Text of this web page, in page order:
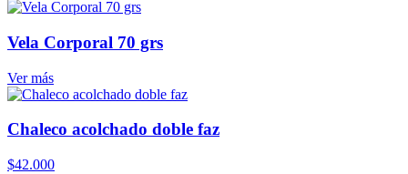
Vela Corporal 70 grs
Ver más
Chaleco acolchado doble faz
$42.000